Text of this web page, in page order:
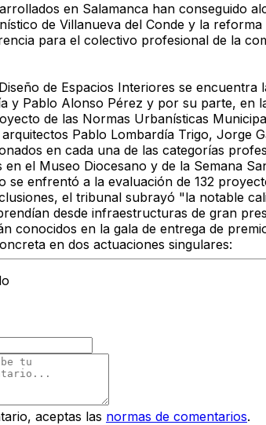
en Salamanca han conseguido
de Villanueva del Conde y la
para el colectivo profesional de la
de Espacios Interiores se
y Pablo Alonso Pérez y por su parte, en
de las Normas Urbanísticas
Pablo Lombardía Trigo, Jorge
en cada una de las categorías
en el Museo Diocesano y de la Semana
se enfrentó a la evaluación de 132
el tribunal subrayó "la notable
desde infraestructuras de gran
conocidos en la gala de entrega de
en dos actuaciones singulares:
aceptas las normas de comentarios.